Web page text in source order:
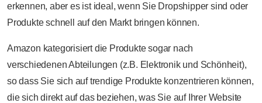
erkennen, aber es ist ideal, wenn Sie Dropshipper sind oder
Produkte schnell auf den Markt bringen können.
Amazon kategorisiert die Produkte sogar nach
verschiedenen Abteilungen (z.B. Elektronik und Schönheit),
so dass Sie sich auf trendige Produkte konzentrieren können,
die sich direkt auf das beziehen, was Sie auf Ihrer Website